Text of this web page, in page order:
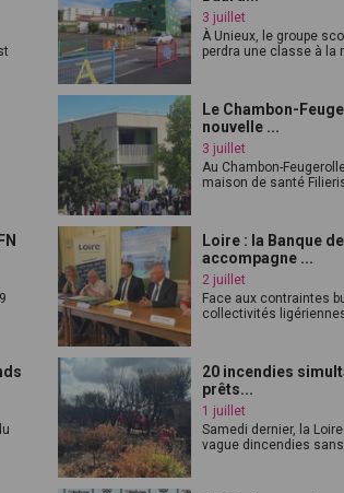
3 juillet
À Unieux, le groupe
perdra une classe à la
Le Chambon-
nouvelle ...
3 juillet
Au Chambon-
maison de santé
Loire : la Banque
accompagne ...
2 juillet
Face aux contraintes
collectivités
20 incendies
prêts...
1 juillet
Samedi dernier, la
vague dincendies